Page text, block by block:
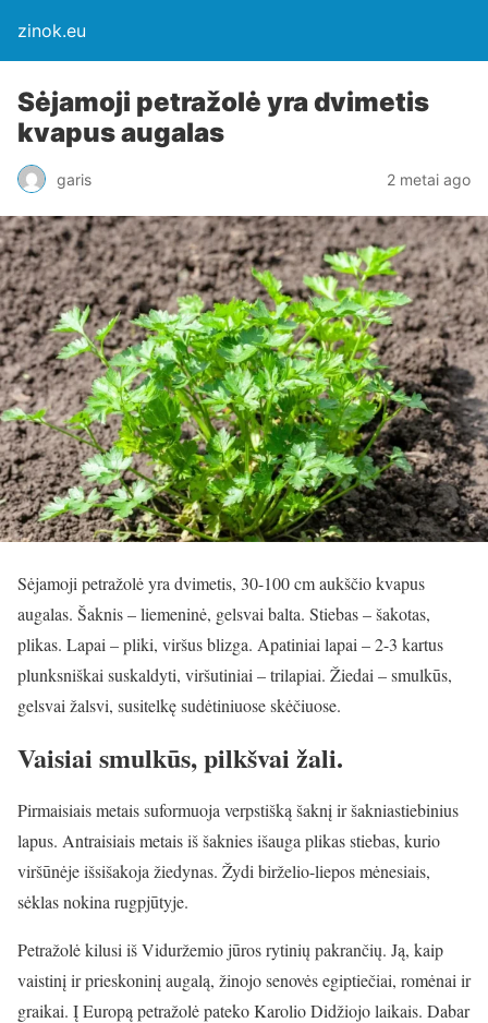
zinok.eu
Sėjamoji petražolė yra dvimetis
kvapus augalas
garis 2 metai ago
Sėjamoji petražolė yra dvimetis, 30-100 cm aukščio kvapus
augalas. Šaknis – liemeninė, gelsvai balta. Stiebas – šakotas,
plikas. Lapai – pliki, viršus blizga. Apatiniai lapai – 2-3 kartus
plunksniškai suskaldyti, viršutiniai – trilapiai. Žiedai – smulkūs,
gelsvai žalsvi, susitelkę sudėtiniuose skėčiuose.
Vaisiai smulkūs, pilkšvai žali.
Pirmaisiais metais suformuoja verpstišką šaknį ir šakniastiebinius
lapus. Antraisiais metais iš šaknies išauga plikas stiebas, kurio
viršūnėje išsišakoja žiedynas. Žydi birželio-liepos mėnesiais,
sėklas nokina rugpjūtyje.
Petražolė kilusi iš Viduržemio jūros rytinių pakrančių. Ją, kaip
vaistinį ir prieskoninį augalą, žinojo senovės egiptiečiai, romėnai ir
graikai. Į Europą petražolė pateko Karolio Didžiojo laikais. Dabar